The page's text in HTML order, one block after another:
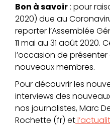
Bon à savoir : pour
2020) due au
reporter l’Assemblée
11 mai au 31 août 2020.
l’occasion de
nouveaux membres.
Pour découvrir les
interviews des
nos journalistes, Marc
Rochette (fr) et